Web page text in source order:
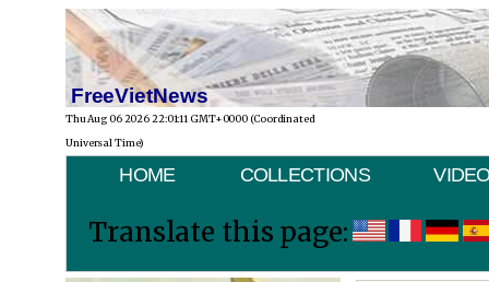
FreeVietNews
Thu Aug 06 2026 22:01:11 GMT+0000 (Coordinated
Universal Time)
HOME COLLECTIONS
Translate this page: